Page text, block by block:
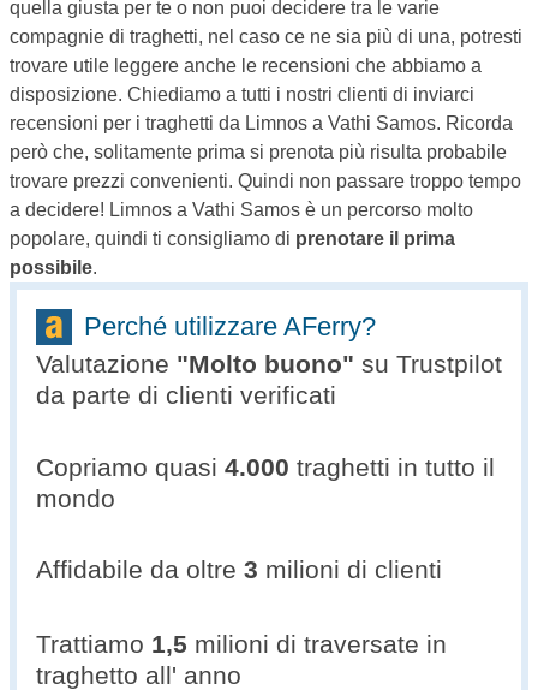
quella giusta per te o non puoi decidere tra le varie
compagnie di traghetti, nel caso ce ne sia più di una, potresti
trovare utile leggere anche le recensioni che abbiamo a
disposizione. Chiediamo a tutti i nostri clienti di inviarci
recensioni per i traghetti da Limnos a Vathi Samos. Ricorda
però che, solitamente prima si prenota più risulta probabile
trovare prezzi convenienti. Quindi non passare troppo tempo
a decidere! Limnos a Vathi Samos è un percorso molto
popolare, quindi ti consigliamo di prenotare il prima
possibile.
Perché utilizzare AFerry?
Valutazione "Molto buono" su Trustpilot
da parte di clienti verificati
Copriamo quasi 4.000 traghetti in tutto il
mondo
Affidabile da oltre 3 milioni di clienti
Trattiamo 1,5 milioni di traversate in
traghetto all' anno